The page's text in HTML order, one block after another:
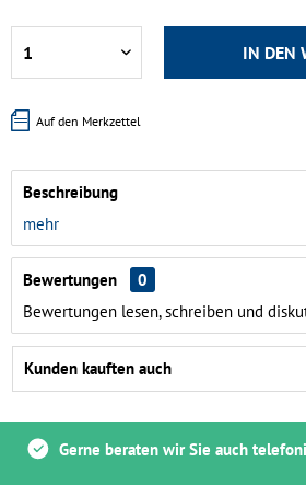
IN DEN
Auf den Merkzettel
Beschreibung
mehr
Bewertungen
0
Bewertungen lesen, schreiben und
Kunden kauften auch
Gerne beraten wir Sie auch